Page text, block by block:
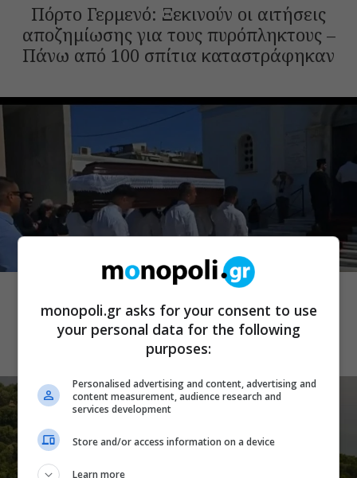
Πόρτο Γερμενό: Ξεκινούν οι αιτήσεις
αποζημίωσης για τους πυρόπληκτους –
Πάνω από 100 σπίτια καταστράφηκαν
ΕΠΙΚΑΙΡΑ
Λάκης Χαλκιάς: Πλήθος κόσμου στο
τελευταίο “αντίο” στο Α’ Νεκροταφείο
Αθηνών
monopoli.gr asks for your consent to use
your personal data for the following
purposes:
Personalised advertising and content, advertising and
content measurement, audience research and
services development
Store and/or access information on a device
Learn more